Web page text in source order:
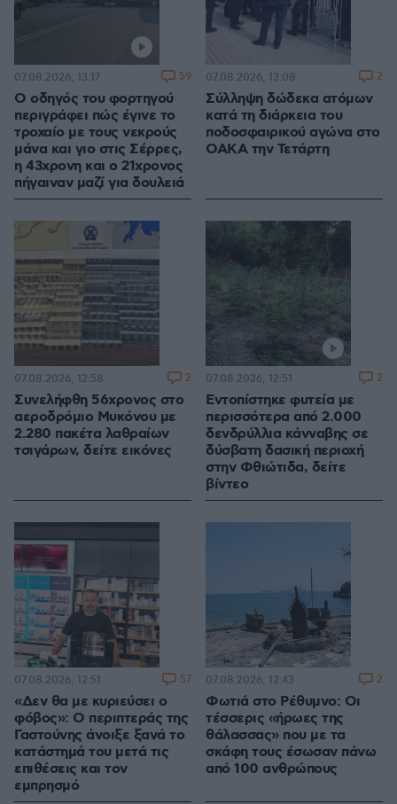
Ο οδηγός του φορτηγού
περιγράφει πώς έγινε το
τροχαίο με τους νεκρούς
μάνα και γιο στις Σέρρες,
η 43χρονη και ο 21χρονος
πήγαιναν μαζί για δουλειά
07.08.2026, 13:17 59
Σύλληψη δώδεκα ατόμων
κατά τη διάρκεια του
ποδοσφαιρικού αγώνα στο
ΟΑΚΑ την Τετάρτη
07.08.2026, 13:08 2
Συνελήφθη 56χρονος στο
αεροδρόμιο Μυκόνου με
2.280 πακέτα λαθραίων
τσιγάρων, δείτε εικόνες
07.08.2026, 12:58 2
Εντοπίστηκε φυτεία με
περισσότερα από 2.000
δενδρύλλια κάνναβης σε
δύσβατη δασική περιοχή
στην Φθιώτιδα, δείτε
βίντεο
07.08.2026, 12:51 2
«Δεν θα με κυριεύσει ο
φόβος»: Ο περιπτεράς της
Γαστούνης άνοιξε ξανά το
κατάστημά του μετά τις
επιθέσεις και τον
εμπρησμό
07.08.2026, 12:51 57
Φωτιά στο Ρέθυμνο: Οι
τέσσερις «ήρωες της
θάλασσας» που με τα
σκάφη τους έσωσαν πάνω
από 100 ανθρώπους
07.08.2026, 12:43 2